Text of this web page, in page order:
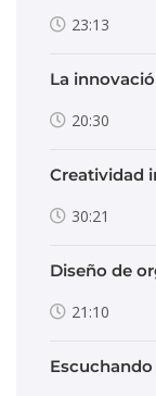
23:13
La
20:30
Creatividad
30:21
Diseño de
21:10